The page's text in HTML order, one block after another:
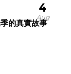
4
Aug
的真實故事